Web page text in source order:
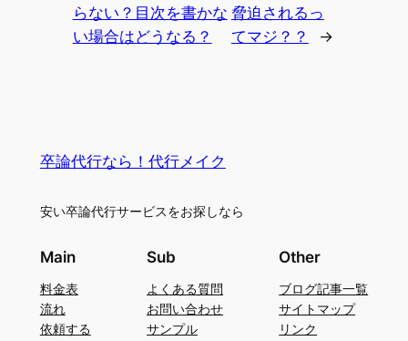
らない？目次を書かな
い場合はどうなる？
脅迫されるっ
てマジ？？
→
卒論代行なら！代行メイク
安い卒論代行サービスをお探しなら
Main
料金表
流れ
依頼する
Sub
よくある質問
お問い合わせ
サンプル
Other
ブログ記事一覧
サイトマップ
リンク